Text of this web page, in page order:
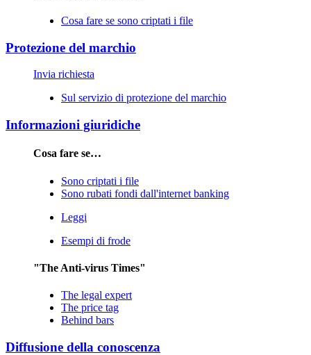
Cosa fare se sono criptati i file
Protezione del marchio
Invia richiesta
Sul servizio di protezione del marchio
Informazioni giuridiche
Cosa fare se…
Sono criptati i file
Sono rubati fondi dall'internet banking
Leggi
Esempi di frode
"The Anti-virus Times"
The legal expert
The price tag
Behind bars
Diffusione della conoscenza